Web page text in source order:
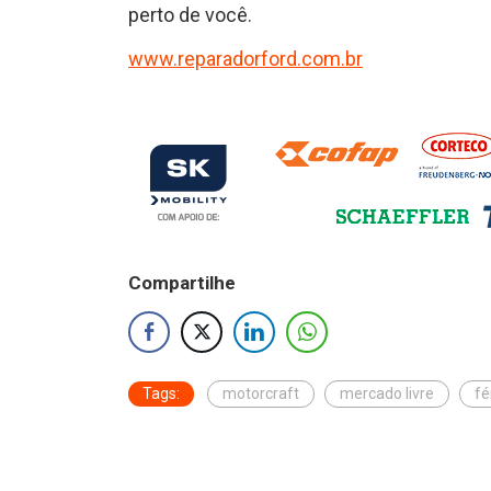
perto de você.
www.reparadorford.com.br
Compartilhe
Tags: motorcraft mercado livre